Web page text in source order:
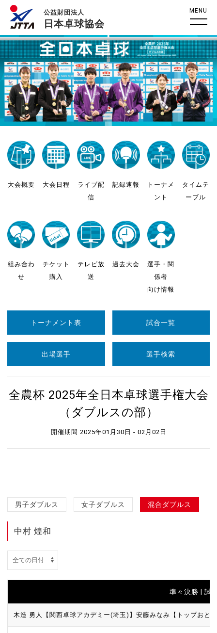
公益財団法人
日本卓球協会
MENU
大会概要 大会日程
ライブ配
信
記録速報
トーナメ
ント
タイムテ
ーブル
組み合わ
せ
チケット
購入
テレビ放
送
過去大会
選手・関
係者
向け情報
トーナメント表 試合一覧
出場選手 選手検索
全農杯 2025年全日本卓球選手権大会
（ダブルスの部）
開催期間 2025年01月30日 - 02月02日
男子ダブルス 女子ダブルス 混合ダブルス
中村 煌和
準々決勝 | 試
木造 勇人【関西卓球アカデミー(埼玉)】 安藤みなみ【トップおと